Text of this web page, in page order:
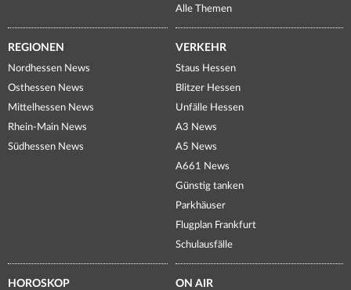
Alle Themen
REGIONEN
Nordhessen News
Osthessen News
Mittelhessen News
Rhein-Main News
Südhessen News
VERKEHR
Staus Hessen
Blitzer Hessen
Unfälle Hessen
A3 News
A5 News
A661 News
Günstig tanken
Parkhäuser
Flugplan Frankfurt
Schulausfälle
HOROSKOP ON AIR